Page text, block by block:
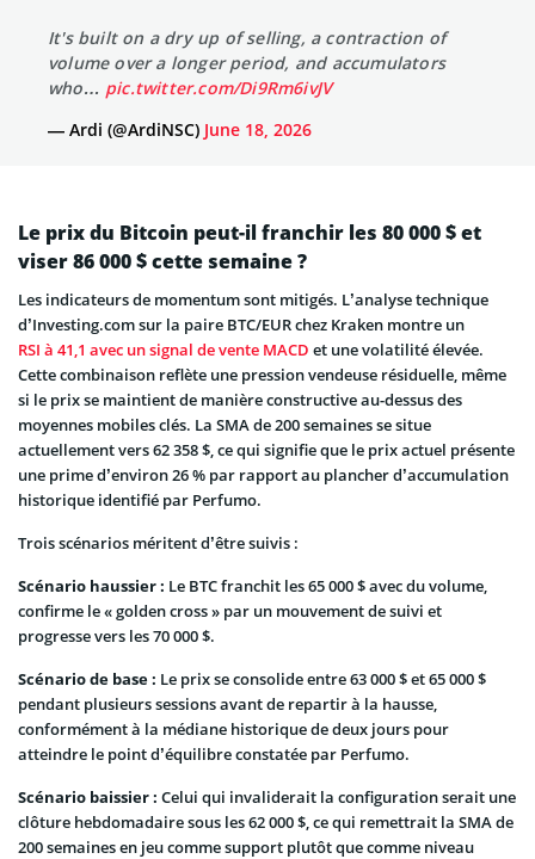
It's built on a dry up of selling, a contraction of
volume over a longer period, and accumulators
who… pic.twitter.com/Di9Rm6ivJV
— Ardi (@ArdiNSC) June 18, 2026
Le prix du Bitcoin peut-il franchir les 80 000 $ et
viser 86 000 $ cette semaine ?
Les indicateurs de momentum sont mitigés. L’analyse technique
d’Investing.com sur la paire BTC/EUR chez Kraken montre un
RSI à 41,1 avec un signal de vente MACD et une volatilité élevée.
Cette combinaison reflète une pression vendeuse résiduelle, même
si le prix se maintient de manière constructive au-dessus des
moyennes mobiles clés. La SMA de 200 semaines se situe
actuellement vers 62 358 $, ce qui signifie que le prix actuel présente
une prime d’environ 26 % par rapport au plancher d’accumulation
historique identifié par Perfumo.
Trois scénarios méritent d’être suivis :
Scénario haussier : Le BTC franchit les 65 000 $ avec du volume,
confirme le « golden cross » par un mouvement de suivi et
progresse vers les 70 000 $.
Scénario de base : Le prix se consolide entre 63 000 $ et 65 000 $
pendant plusieurs sessions avant de repartir à la hausse,
conformément à la médiane historique de deux jours pour
atteindre le point d’équilibre constatée par Perfumo.
Scénario baissier : Celui qui invaliderait la configuration serait une
clôture hebdomadaire sous les 62 000 $, ce qui remettrait la SMA de
200 semaines en jeu comme support plutôt que comme niveau